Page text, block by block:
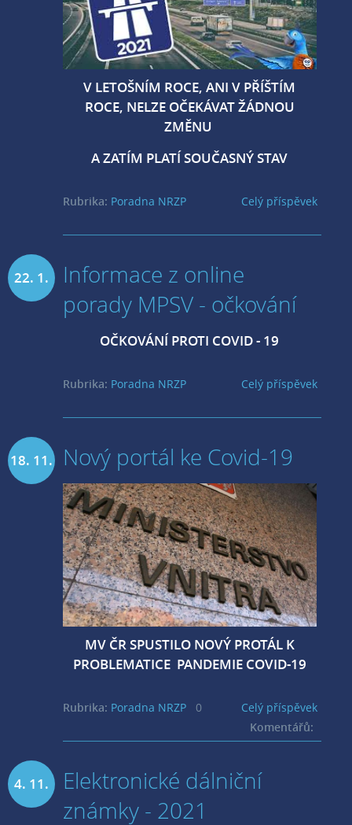
V LETOŠNÍM ROCE, ANI V PŘÍŠTÍM
ROCE, NELZE OČEKÁVAT ŽÁDNOU
ZMĚNU
A ZATÍM PLATÍ SOUČASNÝ STAV
Celý příspěvek
Rubrika: Poradna NRZP
22. 1.
Informace z online
porady MPSV - očkování
OČKOVÁNÍ PROTI COVID - 19
Celý příspěvek
Rubrika: Poradna NRZP
18. 11. Nový portál ke Covid-19
MV ČR SPUSTILO NOVÝ PROTÁL K
PROBLEMATICE PANDEMIE COVID-19
Celý příspěvek
Rubrika: Poradna NRZP
0
Komentářů:
4. 11.
Elektronické dálniční
známky - 2021